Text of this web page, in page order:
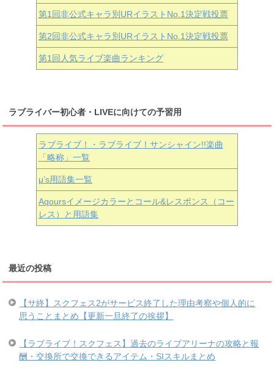
第1回非公式キャラ別URイラストNo.1決定戦投票
第2回非公式キャラ別URイラストNo.1決定戦投票
第1回人気ライブ楽曲ランキング
ラブライバー初心者・LIVEに向けての予習用
ラブライブ！・ラブライブ！サンシャイン!!楽曲
「略称」一覧
μ’s用語集一覧
Aqoursイメージカラーとコール&レスポンス（コー
レス）と用語集
最近の投稿
【サ終】スクフェス2がサービス終了した理由考察や個人的に
思うことまとめ【更新一旦終了の挨拶】
【ラブライブ！スクフェス】過去のライブアリーナの攻略と報
酬・交換所で交換できるアイテム・SIスキルまとめ